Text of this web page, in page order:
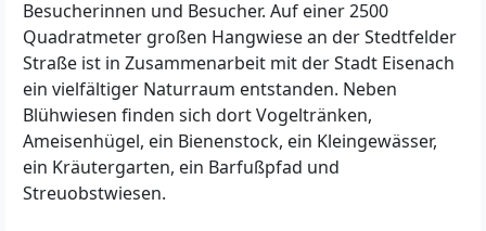
Besucherinnen und Besucher. Auf einer 2500
Quadratmeter großen Hangwiese an der Stedtfelder
Straße ist in Zusammenarbeit mit der Stadt Eisenach
ein vielfältiger Naturraum entstanden. Neben
Blühwiesen finden sich dort Vogeltränken,
Ameisenhügel, ein Bienenstock, ein Kleingewässer,
ein Kräutergarten, ein Barfußpfad und
Streuobstwiesen.